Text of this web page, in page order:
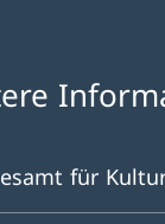
für